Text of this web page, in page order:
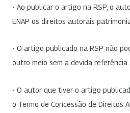
- Ao publicar o artigo na RSP, o
ENAP os direitos autorais
- O artigo publicado na RSP não
outro meio sem a devida referência
- O autor que tiver o artigo
o Termo de Concessão de Direitos